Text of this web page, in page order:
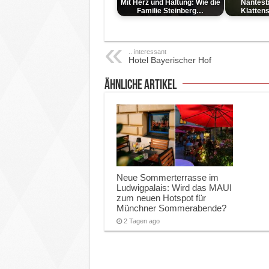
Mit Herz und Haltung: Wie die
Familie Steinberg…
.. interessant
Hotel Bayerischer Hof
ähnliche Artikel
Neue Sommerterrasse im
Ludwigpalais: Wird das MAUI
zum neuen Hotspot für
Münchner Sommerabende?
2 Tagen ago